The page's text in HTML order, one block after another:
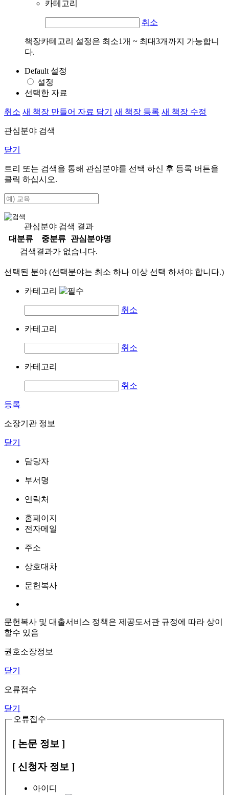
카테고리
취소
책장카테고리 설정은 최소1개 ~ 최대3개까지 가능합니
다.
Default 설정
설정
선택한 자료
취소 새 책장 만들어 자료 담기 새 책장 등록 새 책장 수정
관심분야 검색
닫기
트리 또는 검색을 통해 관심분야를 선택 하신 후 등록 버튼을
클릭 하십시오.
관심분야 검색 결과
대분류
중분류
관심분야명
검색결과가 없습니다.
선택된 분야 (선택분야는 최소 하나 이상 선택 하셔야 합니다.)
카테고리
취소
카테고리
취소
카테고리
취소
등록
소장기관 정보
닫기
담당자
부서명
연락처
홈페이지
전자메일
주소
상호대차
문헌복사
문헌복사 및 대출서비스 정책은 제공도서관 규정에 따라 상이
할수 있음
권호소장정보
닫기
오류접수
닫기
오류접수
[ 논문 정보 ]
[ 신청자 정보 ]
아이디